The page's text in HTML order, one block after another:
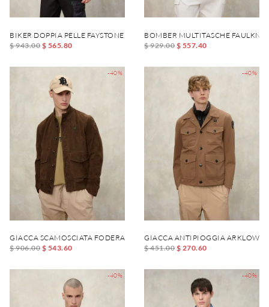
BIKER DOPPIA PELLE FAYSTONE
$ 943.00 $ 565.80
BOMBER MULTITASCHE
$ 929.00 $ 557.40
-40%
GIACCA SCAMOSCIATA FODERATA DAVER
$ 906.00 $ 543.60
-40%
GIACCA ANTIPIOGGIA ARKLOW
$ 451.00 $ 270.60
-40% -40%